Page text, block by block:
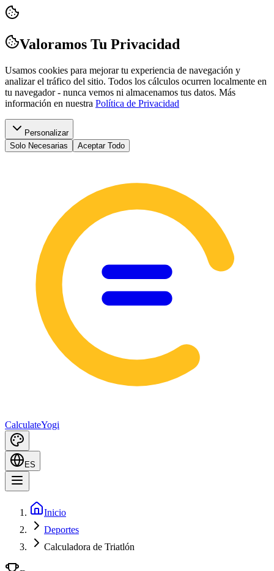
Valoramos Tu Privacidad
Usamos cookies para mejorar tu experiencia de navegación y
analizar el tráfico del sitio. Todos los cálculos ocurren localmente en
tu navegador - nunca vemos ni almacenamos tus datos. Más
información en nuestra Política de Privacidad
Personalizar
Solo Necesarias
Aceptar Todo
CalculateYogi
ES
Inicio
Deportes
Calculadora de Triatlón